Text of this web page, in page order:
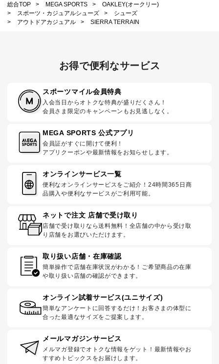
総合TOP
> MEGA SPORTS >
OAKLEY(オークリー)
>
スポーツ・カジュアルシューズ >
シューズ
>
アウトドアカジュアル > SIERRA TERRAIN
お得で便利なサービス
スポーツマイル会員特典
入会当日からオトクな特典が盛りだくさん！
会員さま限定のキャンペーンもお見逃しなく。
MEGA SPORTS 公式アプリ
会員証がすぐに開けて便利！
アプリクーポンや最新情報をお知らせします。
オンラインサービス一覧
便利なオンラインサービスをご紹介！24時間365日商
品購入や便利なサービスがご利用可能。
ネットで注文 店舗で受け取り
店舗で受け取りなら送料無料！全店舗の中から受け取
り店舗をお選びいただけます。
取り扱い店舗・在庫確認
簡単操作で店舗在庫状況がわかる！ご希望商品の在庫
や取り扱い店舗の確認ができます。
オンライン試着サービス(ユニサイズ)
簡単なアンケートに回答するだけ！お客さまの体型に
合った最適なサイズをご提案します。
メールマガジンサービス
メルマガ登録でオトクな情報をゲット！最新情報やお
すすめトピックスをお届けします。